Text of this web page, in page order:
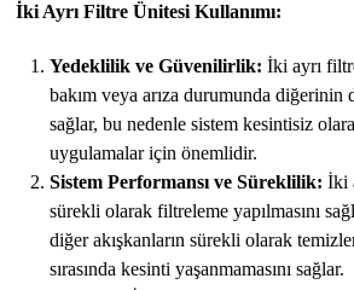
İki Ayrı Filtre Ünitesi Kullanımı:
Yedeklilik ve Güvenilirlik: İki ayrı
bakım veya arıza durumunda diğerinin
sağlar, bu nedenle sistem kesintisiz
uygulamalar için önemlidir.
Sistem Performansı ve Süreklilik: İki
sürekli olarak filtreleme yapılmasını
diğer akışkanların sürekli olarak
sırasında kesinti yaşanmamasını sağlar.